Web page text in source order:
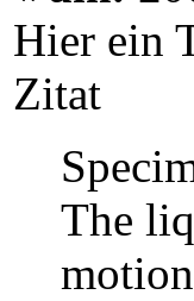
Hier ein
Zitat
The